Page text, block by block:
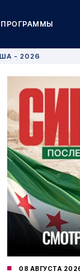
ПРОГРАММЫ
- 2026
08 АВГУСТА